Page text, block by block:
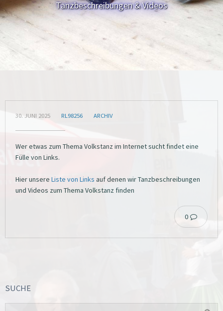
Tanzbeschreibungen & Videos
30. JUNI 2025 RL98256 ARCHIV
Wer etwas zum Thema Volkstanz im Internet sucht findet eine
Fülle von Links.
Hier unsere Liste von Links auf denen wir Tanzbeschreibungen
und Videos zum Thema Volkstanz finden
0
SUCHE